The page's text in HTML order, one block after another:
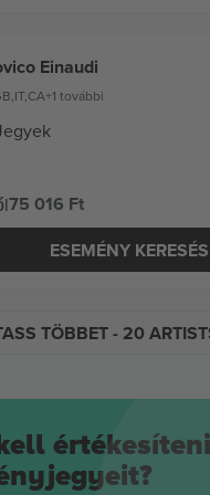
Einaudi
,IT,CA+1 további
75 016 Ft
ESEMÉNY
TÖBBET- 20